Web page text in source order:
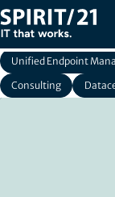
Alle Corporate
SAP Services
Unified Endpoint
Consulting